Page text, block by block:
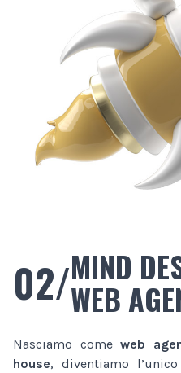
02/MIND
WEB
Nasciamo come web
house, diventiamo